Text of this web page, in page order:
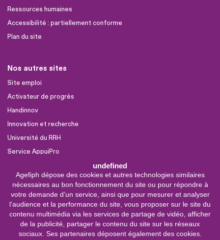
undefined
Agefiph dépose des cookies et autres technologies similaires
nécessaires au bon fonctionnement du site ou pour répondre à
votre demande d’un service, ainsi que pour mesurer et analyser
l’audience et la performance du site, vous proposer sur le site du
contenu multimédia via les services de partage de vidéo, afficher
de la publicité, partager le contenu du site sur les réseaux
sociaux. Ses partenaires déposent également des cookies.
Ressources humaines
Accessibilité : partiellement conforme
Plan du site
Nos autres sites
Site emploi
Activateur de progrès
Handinnov
Innovation et recherche
Université du RRH
Service AppuiPro
Nous suivre
Youtube
Linkedin
Facebook